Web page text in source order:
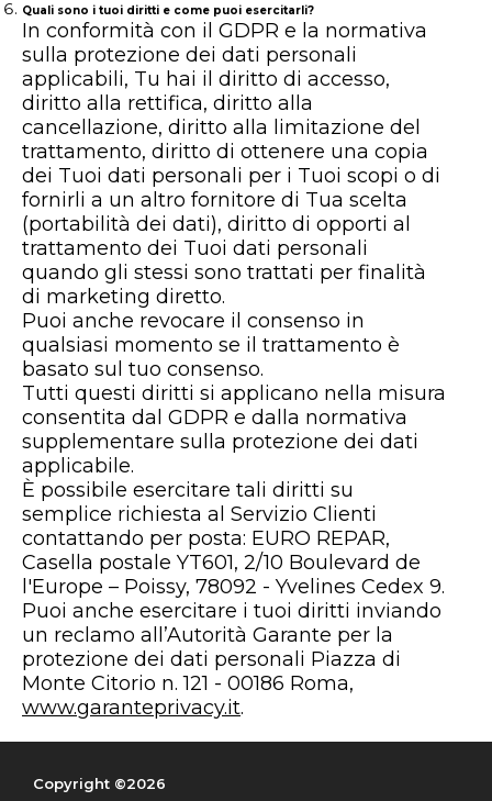
Quali sono i tuoi diritti e come puoi esercitarli?
In conformità con il GDPR e la normativa
sulla protezione dei dati personali
applicabili, Tu hai il diritto di accesso,
diritto alla rettifica, diritto alla
cancellazione, diritto alla limitazione del
trattamento, diritto di ottenere una copia
dei Tuoi dati personali per i Tuoi scopi o di
fornirli a un altro fornitore di Tua scelta
(portabilità dei dati), diritto di opporti al
trattamento dei Tuoi dati personali
quando gli stessi sono trattati per finalità
di marketing diretto.
Puoi anche revocare il consenso in
qualsiasi momento se il trattamento è
basato sul tuo consenso.
Tutti questi diritti si applicano nella misura
consentita dal GDPR e dalla normativa
supplementare sulla protezione dei dati
applicabile.
È possibile esercitare tali diritti su
semplice richiesta al Servizio Clienti
contattando per posta: EURO REPAR,
Casella postale YT601, 2/10 Boulevard de
l'Europe – Poissy, 78092 - Yvelines Cedex 9.
Puoi anche esercitare i tuoi diritti inviando
un reclamo all’Autorità Garante per la
protezione dei dati personali Piazza di
Monte Citorio n. 121 - 00186 Roma,
www.garanteprivacy.it.
Copyright ©2026